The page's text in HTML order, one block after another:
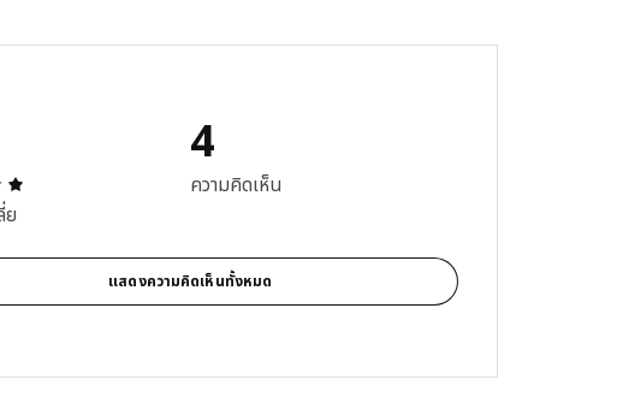
ความคิดเห็น: 5 จาก 5 ดาว รีวิวทั้งหมด: 4
ย
4
ความคิดเห็น
แสดงความคิดเห็นทั้งหมด